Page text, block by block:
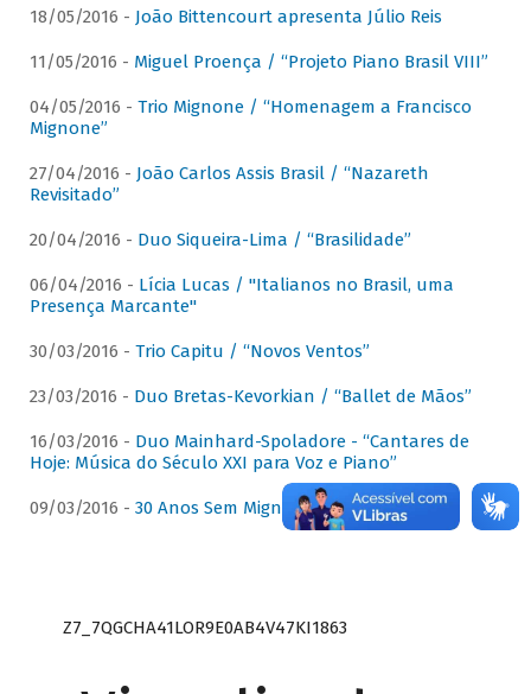
18/05/2016 - João Bittencourt apresenta Júlio Reis
11/05/2016 - Miguel Proença / “Projeto Piano Brasil VIII”
04/05/2016 - Trio Mignone / “Homenagem a Francisco
Mignone”
27/04/2016 - João Carlos Assis Brasil / “Nazareth
Revisitado”
20/04/2016 - Duo Siqueira-Lima / “Brasilidade”
06/04/2016 - Lícia Lucas / "Italianos no Brasil, uma
Presença Marcante"
30/03/2016 - Trio Capitu / “Novos Ventos”
23/03/2016 - Duo Bretas-Kevorkian / “Ballet de Mãos”
16/03/2016 - Duo Mainhard-Spoladore - “Cantares de
Hoje: Música do Século XXI para Voz e Piano”
09/03/2016 - 30 Anos Sem Mignone
Z7_7QGCHA41LOR9E0AB4V47KI1863